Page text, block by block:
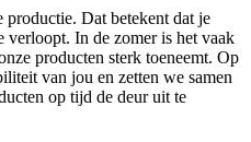
Dat betekent dat je
verloopt. In de zomer is het vaak
producten sterk toeneemt. Op
van jou en zetten we samen
op tijd de deur uit te